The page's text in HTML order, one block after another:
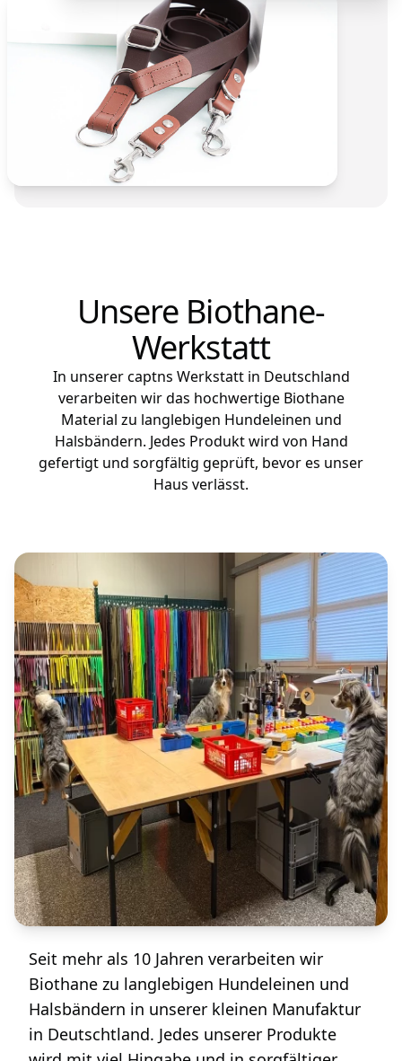
Unsere Biothane-
Werkstatt
In unserer captns Werkstatt in Deutschland
verarbeiten wir das hochwertige Biothane
Material zu langlebigen Hundeleinen und
Halsbändern. Jedes Produkt wird von Hand
gefertigt und sorgfältig geprüft, bevor es unser
Haus verlässt.
Seit mehr als 10 Jahren verarbeiten wir
Biothane zu langlebigen Hundeleinen und
Halsbändern in unserer kleinen Manufaktur
in Deutschtland. Jedes unserer Produkte